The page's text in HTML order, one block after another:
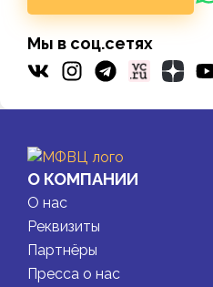
Мы в соц.сетях
О КОМПАНИИ
О нас
Реквизиты
Партнёры
Пресса о нас